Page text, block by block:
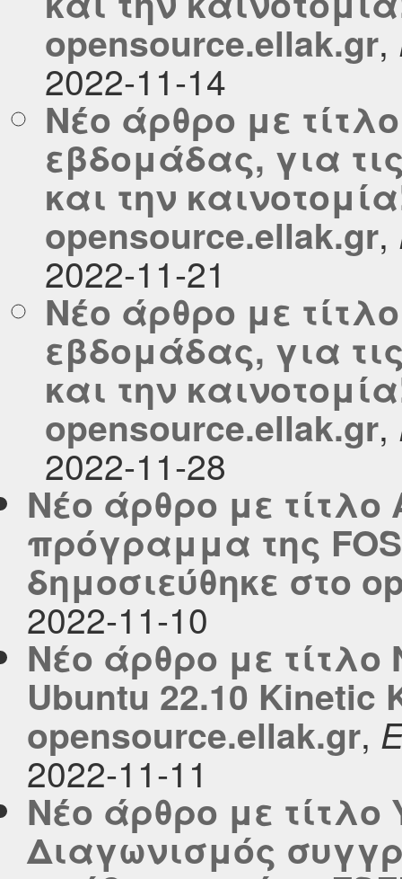
opensource.ellak.gr,
2022-11-14
Νέο άρθρο με
εβδομάδας, για
και την
opensource.ellak.gr,
2022-11-21
Νέο άρθρο με
εβδομάδας, για
και την
opensource.ellak.gr,
2022-11-28
Νέο άρθρο με τίτλο
πρόγραμμα της
δημοσιεύθηκε στο
2022-11-10
Νέο άρθρο με
Ubuntu 22.10 Kinetic
opensource.ellak.gr,
2022-11-11
Νέο άρθρο με τίτλο
Διαγωνισμός